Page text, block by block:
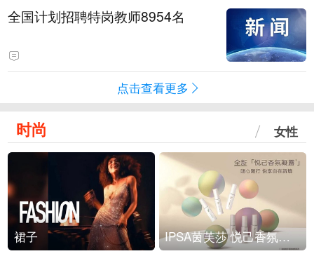
全国计划招聘特岗教师8954名
点击查看更多
时尚 女性
裙子 IPSA茵芙莎 悦己香氛凝露上市